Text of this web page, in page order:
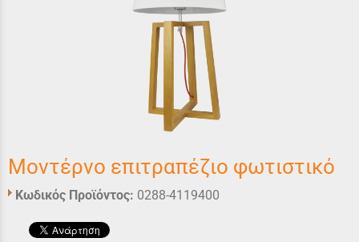
Μοντέρνο επιτραπέζιο φωτιστικό
Κωδικός Προϊόντος: 0288-4119400